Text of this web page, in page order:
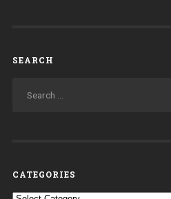
SEARCH
CATEGORIES
Categories